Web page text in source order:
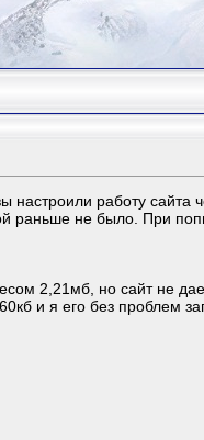
настроили работу сайта
раньше не было. При
2,21мб, но сайт не
и я его без проблем